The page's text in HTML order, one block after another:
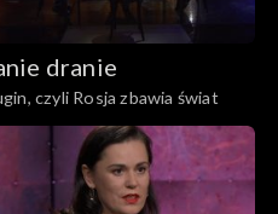
dranie
czyli Rosja zbawia świat